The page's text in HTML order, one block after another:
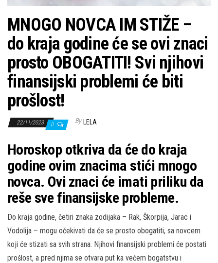
MNOGO NOVCA IM STIŽE –
do kraja godine će se ovi znaci
prosto OBOGATITI! Svi njihovi
finansijski problemi će biti
prošlost!
22/11/2023 0 By LELA
Horoskop otkriva da će do kraja
godine ovim znacima stići mnogo
novca. Ovi znaci će imati priliku da
reše sve finansijske probleme.
Do kraja godine, četiri znaka zodijaka – Rak, Škorpija, Jarac i
Vodolija – mogu očekivati da će se prosto obogatiti, sa novcem
koji će stizati sa svih strana. Njihovi finansijski problemi će postati
prošlost, a pred njima se otvara put ka većem bogatstvu i